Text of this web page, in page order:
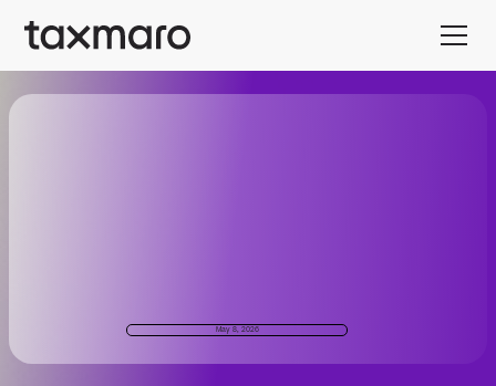
May 8, 2026